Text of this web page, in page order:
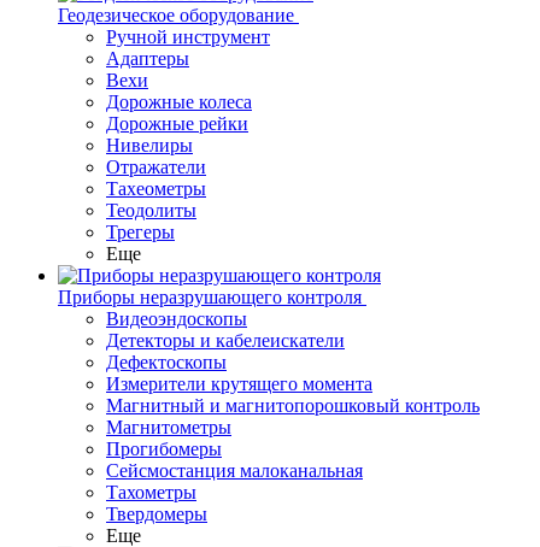
Геодезическое оборудование
Ручной инструмент
Адаптеры
Вехи
Дорожные колеса
Дорожные рейки
Нивелиры
Отражатели
Тахеометры
Теодолиты
Трегеры
Еще
Приборы неразрушающего контроля
Видеоэндоскопы
Детекторы и кабелеискатели
Дефектоскопы
Измерители крутящего момента
Магнитный и магнитопорошковый контроль
Магнитометры
Прогибомеры
Сейсмостанция малоканальная
Тахометры
Твердомеры
Еще